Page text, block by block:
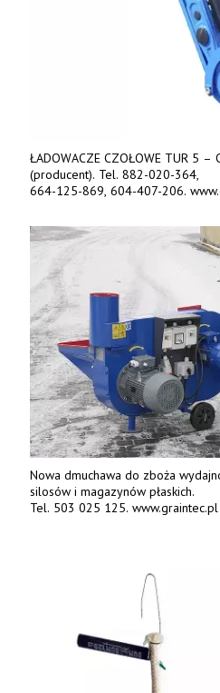
ŁADOWACZE CZOŁOWE TUR 5 –
(producent). Tel. 882-020-364,
664-125-869, 604-407-206.
Nowa dmuchawa do zboża
silosów i magazynów płaskich.
Tel. 503 025 125. www.graintec.pl